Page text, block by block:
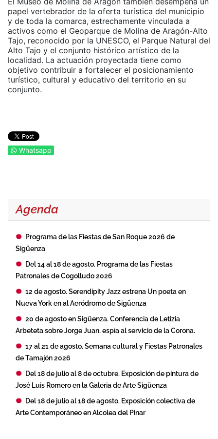
Agenda
Programa de las Fiestas de San Roque 2026 de
Sigüenza
Del 14 al 18 de agosto. Programa de las Fiestas
Patronales de Cogolludo 2026
12 de agosto. Serendipity Jazz estrena Un poeta en
Nueva York en al Aeródromo de Sigüenza
20 de agosto en Sigüenza. Conferencia de Letizia
Arbeteta sobre Jorge Juan, espía al servicio de la Corona.
17 al 21 de agosto. Semana cultural y Fiestas Patronales
de Tamajón 2026
Del 18 de julio al 8 de octubre. Exposición de pintura de
José Luis Romero en la Galeria de Arte Sigüenza
Del 18 de julio al 18 de agosto. Exposición colectiva de
Arte Contemporáneo en Alcolea del Pinar
papel vertebrador de la oferta turística del municipio
y de toda la comarca, estrechamente vinculada a
activos como el Geoparque de Molina de Aragón-Alto
Tajo, reconocido por la UNESCO, el Parque Natural del
Alto Tajo y el conjunto histórico artístico de la
localidad. La actuación proyectada tiene como
objetivo contribuir a fortalecer el posicionamiento
turístico, cultural y educativo del territorio en su
conjunto.
Whatsapp